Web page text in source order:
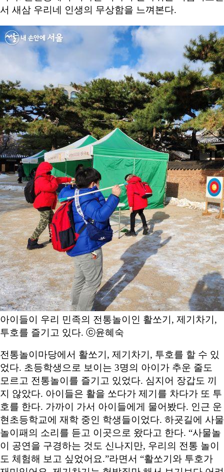
서 새삼 우리네 인생의 무상함을 느껴본다.
아이들이 우리 민족의 전통놀이인 활쏘기, 제기차기,
투호를 즐기고 있다. ⓒ윤혜숙
전통놀이마당에서 활쏘기, 제기차기, 투호를 할 수 있
었다. 초등학생으로 보이는 3명의 아이가 추운 줄도
모르고 전통놀이를 즐기고 있었다. 심지어 장갑도 끼
지 않았다. 아이들은 활을 쏘다가 제기를 차다가 또 투
호를 한다. 가까이 가서 아이들에게 물어봤다. 인근 운
현초등학교에 재학 중인 학생들이었다. 하굣길에 사물
놀이패의 소리를 듣고 이곳으로 왔다고 한다. “사물놀
이 공연을 구경하는 것도 신나지만, 우리의 전통 놀이
도 체험해 보고 싶었어요.”라면서 “활쏘기와 투호가